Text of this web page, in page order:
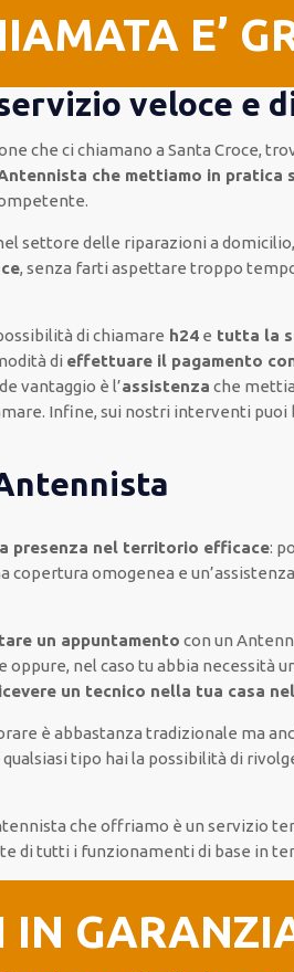
E’
veloce e
checi chiamano a Santa Croce,
che mettiamo in pratica
.
settore delle riparazioni a domicilio,
, senza fartiaspettare troppo
di chiamare h24 e tutta la
di effettuare il pagamento
vantaggio è l’assistenza che
. Infine,sui nostri interventi puoi
presenza nel territorio efficace:
copertura omogenea e
un appuntamento con un
oppure, nel caso tu abbia necessità
un tecnico nella tua casa
è abbastanza tradizionale ma
tipo hai la possibilità di
che offriamo è un servizio
di tutti i funzionamenti di base in
IN